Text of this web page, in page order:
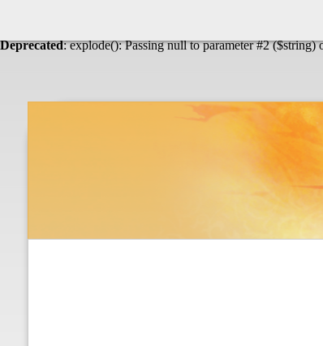
Deprecated: explode(): Passing null to parameter #2
Théâtre & vaudevilles